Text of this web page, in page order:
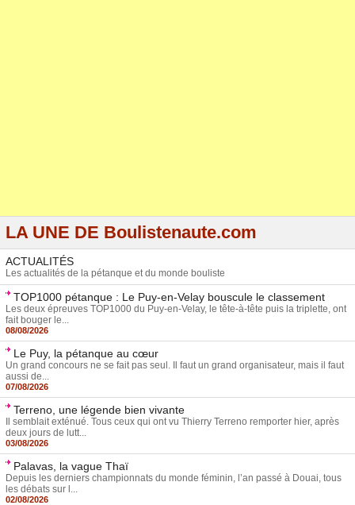
LA UNE DE Boulistenaute.com
ACTUALITÉS
Les actualités de la pétanque et du monde bouliste
TOP1000 pétanque : Le Puy-en-Velay bouscule le classement
Les deux épreuves TOP1000 du Puy-en-Velay, le tête-à-tête puis la triplette, ont
fait bouger le...
08/08/2026
Le Puy, la pétanque au cœur
Un grand concours ne se fait pas seul. Il faut un grand organisateur, mais il faut
aussi de...
07/08/2026
Terreno, une légende bien vivante
Il semblait exténué. Tous ceux qui ont vu Thierry Terreno remporter hier, après
deux jours de lutt...
03/08/2026
Palavas, la vague Thaï
Depuis les derniers championnats du monde féminin, l’an passé à Douai, tous
les débats sur l...
02/08/2026